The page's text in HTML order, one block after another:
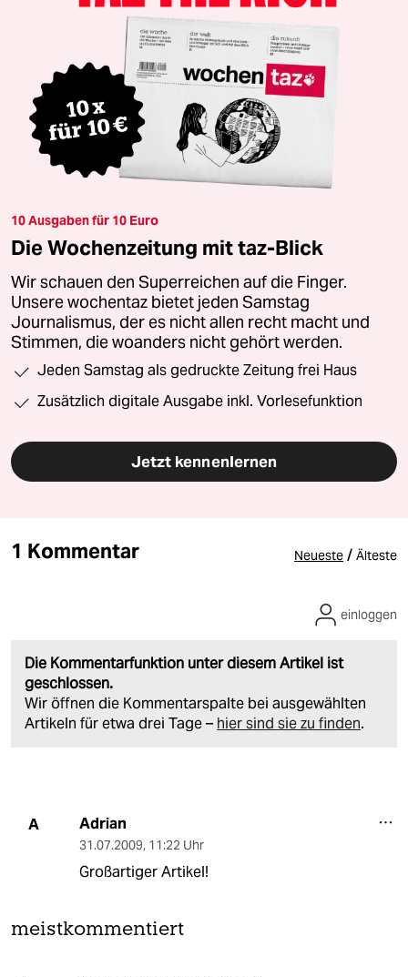
10 Ausgaben für 10 Euro
Die Wochenzeitung mit taz-Blick
Wir schauen den Superreichen auf die Finger.
Unsere wochentaz bietet jeden Samstag
Journalismus, der es nicht allen recht macht und
Stimmen, die woanders nicht gehört werden.
Jeden Samstag als gedruckte Zeitung frei Haus
Zusätzlich digitale Ausgabe inkl. Vorlesefunktion
Jetzt kennenlernen
1 Kommentar Neueste / Älteste
Die Kommentarfunktion unter diesem Artikel ist
geschlossen.
Wir öffnen die Kommentarspalte bei ausgewählten
Artikeln für etwa drei Tage – hier sind sie zu finden.
einloggen
A Adrian
31.07.2009, 11:22 Uhr
Großartiger Artikel!
meistkommentiert